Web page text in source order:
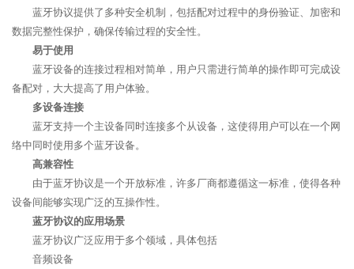
蓝牙协议提供了多种安全机制，包括配对过程中的身份验证、加密和
数据完整性保护，确保传输过程的安全性。
易于使用
蓝牙设备的连接过程相对简单，用户只需进行简单的操作即可完成设
备配对，大大提高了用户体验。
多设备连接
蓝牙支持一个主设备同时连接多个从设备，这使得用户可以在一个网
络中同时使用多个蓝牙设备。
高兼容性
由于蓝牙协议是一个开放标准，许多厂商都遵循这一标准，使得各种
设备间能够实现广泛的互操作性。
蓝牙协议的应用场景
蓝牙协议广泛应用于多个领域，具体包括
音频设备